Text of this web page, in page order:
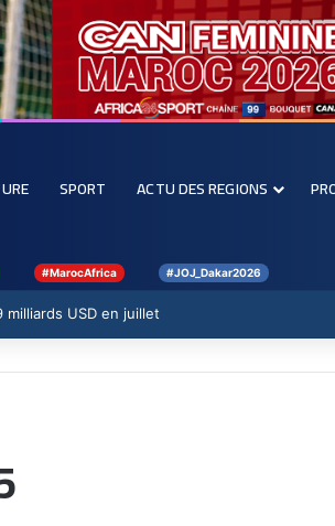
SPORT ACTU DES REGIONS
#MarocAfrica #JOJ_Dakar2026
USD en juillet